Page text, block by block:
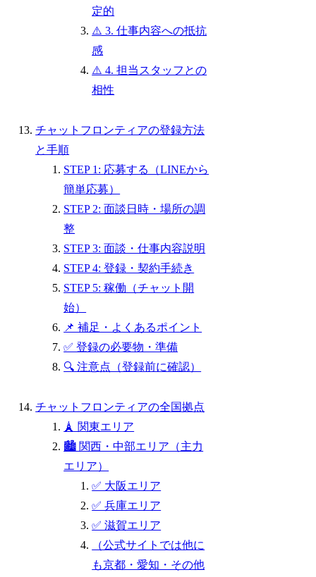
定的
⚠️ 3. 仕事内容への抵抗
感
⚠️ 4. 担当スタッフとの
相性
チャットフロンティアの登録方法
と手順
STEP 1: 応募する（LINEから
簡単応募）
STEP 2: 面談日時・場所の調
整
STEP 3: 面談・仕事内容説明
STEP 4: 登録・契約手続き
STEP 5: 稼働（チャット開
始）
📌 補足・よくあるポイント
✅ 登録の必要物・準備
🔍 注意点（登録前に確認）
チャットフロンティアの全国拠点
🗼 関東エリア
🏙 関西・中部エリア（主力
エリア）
✅ 大阪エリア
✅ 兵庫エリア
✅ 滋賀エリア
（公式サイトでは他に
も京都・愛知・その他